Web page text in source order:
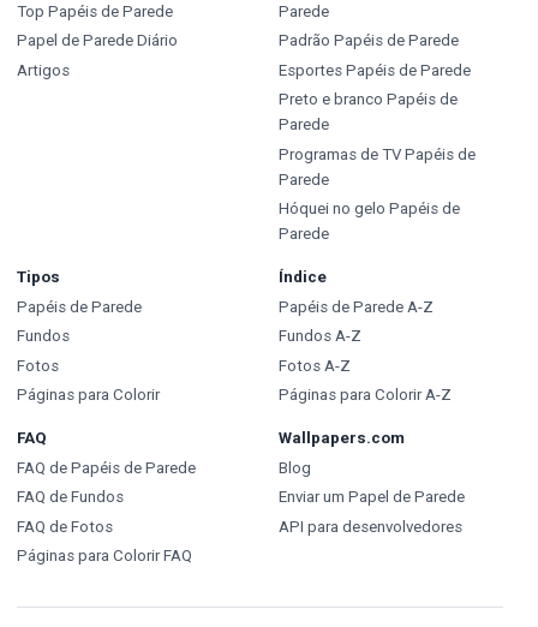
Top Papéis de Parede
Papel de Parede Diário
Artigos
Parede
Padrão Papéis de Parede
Esportes Papéis de Parede
Preto e branco Papéis de
Parede
Programas de TV Papéis de
Parede
Hóquei no gelo Papéis de
Parede
Tipos
Papéis de Parede
Fundos
Fotos
Páginas para Colorir
Índice
Papéis de Parede A-Z
Fundos A-Z
Fotos A-Z
Páginas para Colorir A-Z
FAQ
FAQ de Papéis de Parede
FAQ de Fundos
FAQ de Fotos
Páginas para Colorir FAQ
Wallpapers.com
Blog
Enviar um Papel de Parede
API para desenvolvedores